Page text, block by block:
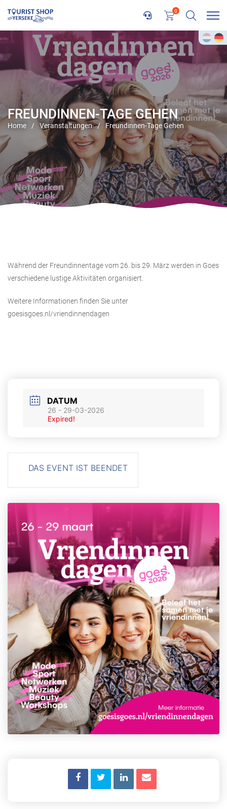
0
FREUNDINNEN-TAGE GEHEN
Home / Veranstaltungen / Freundinnen-Tage Gehen
Während der Freundinnentage vom 26. bis 29. März werden in Goes
verschiedene lustige Aktivitäten organisiert.
Weitere Informationen finden Sie unter
goesisgoes.nl/vriendinnendagen
DATUM
26 - 29-03-2026
Expired!
DAS EVENT IST BEENDET